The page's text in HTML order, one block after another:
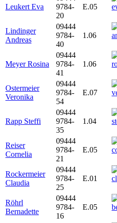
Leukert Eva
9784-
20
E.05
Lindinger
Andreas
09444
9784-
40
1.06
Meyer Rosina
09444
9784-
41
1.06
Ostermeier
Veronika
09444
9784-
54
E.07
Rapp Steffi
09444
9784-
35
1.04
Reiser
Cornelia
09444
9784-
21
E.05
Rockermeier
Claudia
09444
9784-
25
E.01
Röhrl
Bernadette
09444
9784-
16
E.05